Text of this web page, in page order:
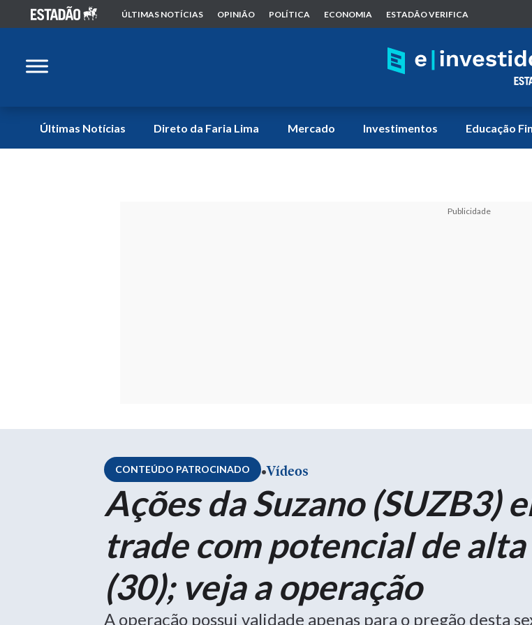
ÚLTIMAS NOTÍCIAS OPINIÃO POLÍTICA ECONOMIA ESTADÃO VERIFICA
Últimas Notícias Direto da Faria Lima Mercado Investimentos Educação
Publicidade
CONTEÚDO PATROCINADO .Vídeos
Ações da Suzano (SUZB3)
trade com potencial de
(30); veja a operação
A operação possui validade apenas para o pregão desta